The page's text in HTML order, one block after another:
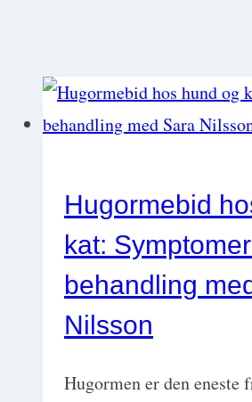
Hugormebid
kat:
behandling
Nilsson
Hugormen er den eneste